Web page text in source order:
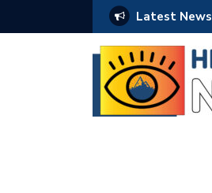
Latest News
के पुलिस रिमांड पर, जांच तेज